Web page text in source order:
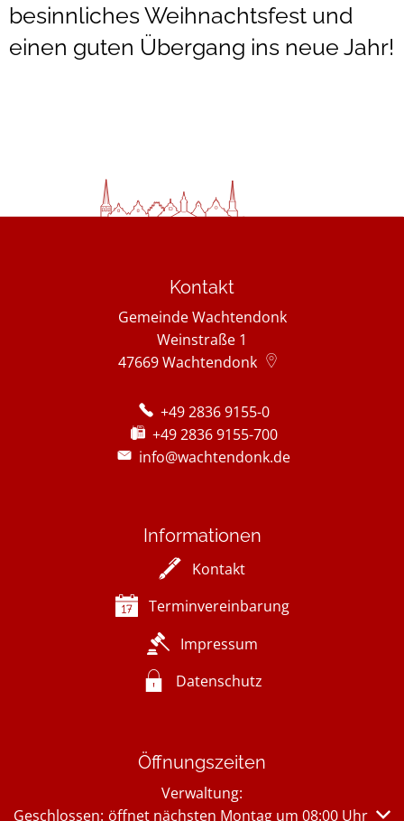
besinnliches Weihnachtsfest und
einen guten Übergang ins neue Jahr!
Kontakt
Gemeinde Wachtendonk
Weinstraße 1
47669Wachtendonk
+49 2836 9155-0
+49 2836 9155-700
info@wachtendonk.de
Informationen
Kontakt
Terminvereinbarung
Impressum
Datenschutz
Öffnungszeiten
Verwaltung:
Klicken, um weitere Öffnungs- oder Schließzeiten
Geschlossen: öffnet nächsten Montag um 08:00 Uhr